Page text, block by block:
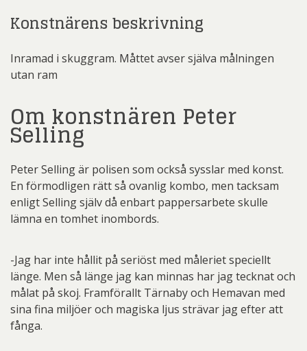
Konstnärens beskrivning
Inramad i skuggram. Måttet avser själva målningen
utan ram
Om konstnären Peter
Selling
Peter Selling är polisen som också sysslar med konst.
En förmodligen rätt så ovanlig kombo, men tacksam
enligt Selling själv då enbart pappersarbete skulle
lämna en tomhet inombords.
-Jag har inte hållit på seriöst med måleriet speciellt
länge. Men så länge jag kan minnas har jag tecknat och
målat på skoj. Framförallt Tärnaby och Hemavan med
sina fina miljöer och magiska ljus strävar jag efter att
fånga.